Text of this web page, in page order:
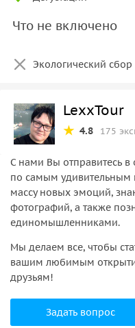
Что не включено
Экологический
LexxTour
4.8 175
С нами Вы отправитесь
по самым удивительным
массу новых эмоций,
фотографий, а также
единомышленниками.
Мы делаем все, чтобы
вашим любимым
друзьям!
Задать вопрос